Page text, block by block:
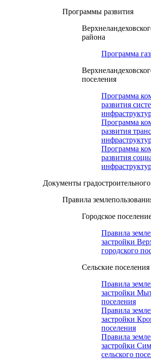
Программы развития
района
Программа
поселения
Программа
развития
Программа
развития
Программа
развития
Документы
Правила
Городское
Правила
застройки
городского
Сельские поселения
Правила
застройки
поселения
Правила
застройки
поселения
Правила
застройки
сельского